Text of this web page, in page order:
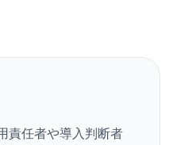
責任者や導入判断者